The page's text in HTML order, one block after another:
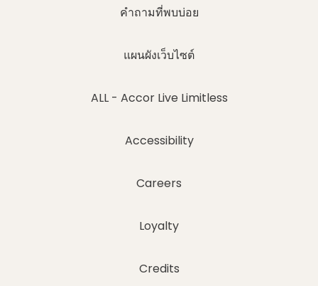
คำถามที่พบบ่อย
แผนผังเว็บไซต์
ALL - Accor Live Limitless
Accessibility
Careers
Loyalty
Credits